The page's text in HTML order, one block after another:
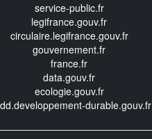
service-public.fr
legifrance.gouv.fr
circulaire.legifrance.gouv.fr
gouvernement.fr
france.fr
data.gouv.fr
ecologie.gouv.fr
durable.gouv.fr